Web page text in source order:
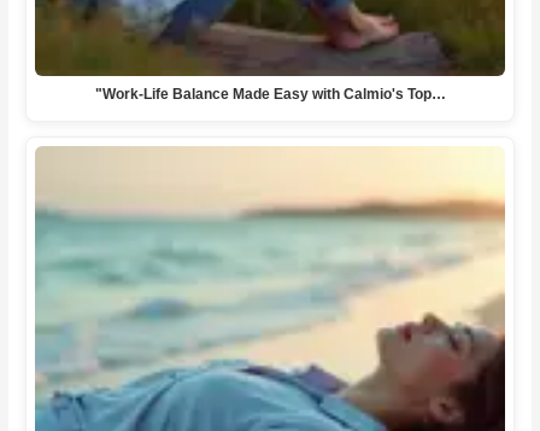
"Work-Life Balance Made Easy with Calmio's Top…